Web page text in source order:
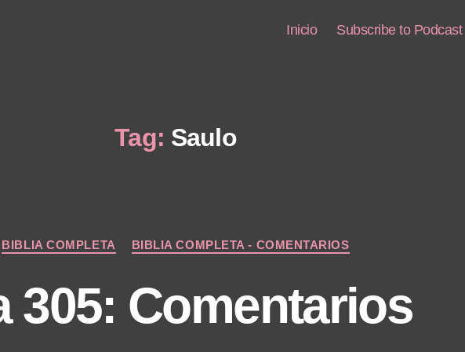
Inicio Subscribe to Podcast
Tag: Saulo
Categories
BIBLIA COMPLETA BIBLIA COMPLETA - COMENTARIOS
305: Comentarios